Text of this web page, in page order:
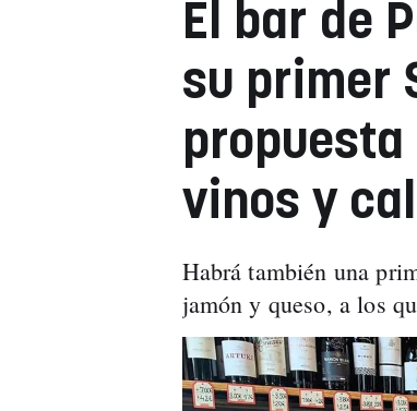
El bar de
su primer
propuesta
vinos y
Habrá también una
jamón y queso, a los